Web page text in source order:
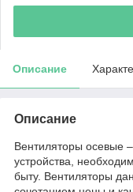
Описание
Описание
Вентиляторы осевые
устройства,
быту. Вентиляторы